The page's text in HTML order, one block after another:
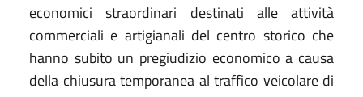
economici straordinari destinati alle attività
commerciali e artigianali del centro storico che
hanno subito un pregiudizio economico a causa
della chiusura temporanea al traffico veicolare di